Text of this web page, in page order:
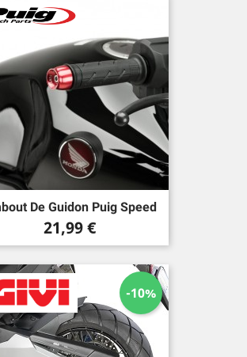
De Guidon Puig Speed
Prix
21,99 €
-10%